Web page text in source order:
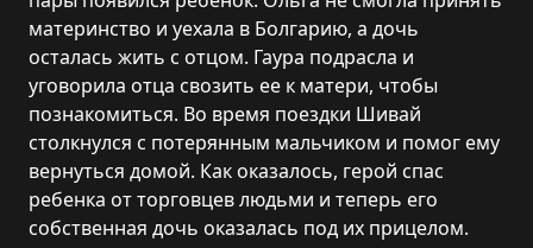
материнство и уехала в Болгарию, а дочь
осталась жить с отцом. Гаура подрасла и
уговорила отца свозить ее к матери, чтобы
познакомиться. Во время поездки Шивай
столкнулся с потерянным мальчиком и помог ему
вернуться домой. Как оказалось, герой спас
ребенка от торговцев людьми и теперь его
собственная дочь оказалась под их прицелом.